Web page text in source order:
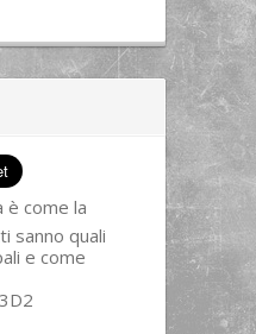
è come la
sanno quali
e come